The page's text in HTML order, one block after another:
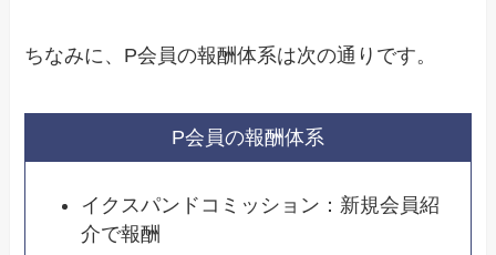
ちなみに、P会員の報酬体系は次の通りです。
P会員の報酬体系
イクスパンドコミッション：新規会員紹
介で報酬